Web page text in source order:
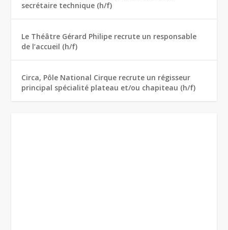
secrétaire technique (h/f)
Le Théâtre Gérard Philipe recrute un responsable
de l’accueil (h/f)
Circa, Pôle National Cirque recrute un régisseur
principal spécialité plateau et/ou chapiteau (h/f)